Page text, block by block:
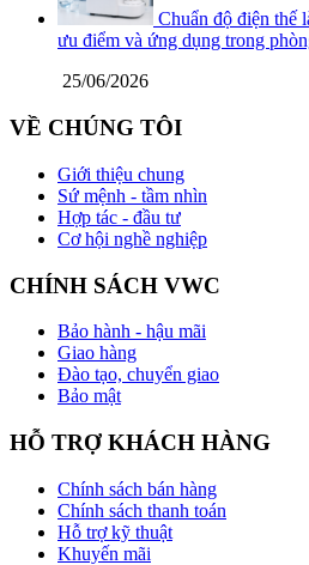
Chuẩn độ điện thế
ưu điểm và ứng dụng trong
25/06/2026
VỀ CHÚNG TÔI
Giới thiệu chung
Sứ mệnh - tầm nhìn
Hợp tác - đầu tư
Cơ hội nghề nghiệp
CHÍNH SÁCH VWC
Bảo hành - hậu mãi
Giao hàng
Đào tạo, chuyển giao
Bảo mật
HỖ TRỢ KHÁCH HÀNG
Chính sách bán hàng
Chính sách thanh toán
Hỗ trợ kỹ thuật
Khuyến mãi